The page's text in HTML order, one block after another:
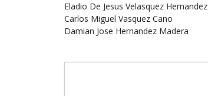
Eladio De Jesus Velasquez Hernandez
Carlos Miguel Vasquez Cano
Damian Jose Hernandez Madera